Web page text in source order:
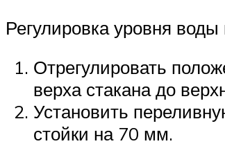
Регулировка уровня
Отрегулировать
верха стакана до
Установить
стойки на 70 мм.